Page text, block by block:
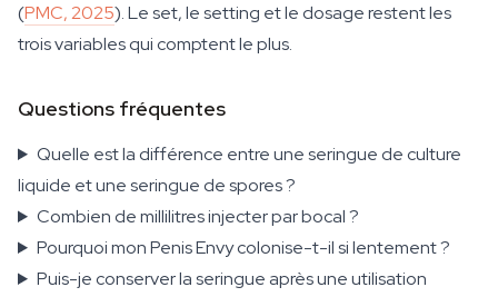
(PMC, 2025). Le set, le setting et le dosage restent les
trois variables qui comptent le plus.
Questions fréquentes
Quelle est la différence entre une seringue de culture
liquide et une seringue de spores ?
Combien de millilitres injecter par bocal ?
Pourquoi mon Penis Envy colonise-t-il si lentement ?
Puis-je conserver la seringue après une utilisation